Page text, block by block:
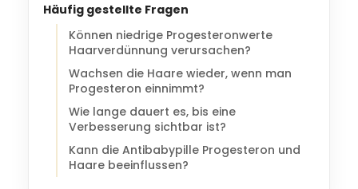
Häufig gestellte Fragen
Können niedrige Progesteronwerte
Haarverdünnung verursachen?
Wachsen die Haare wieder, wenn man
Progesteron einnimmt?
Wie lange dauert es, bis eine
Verbesserung sichtbar ist?
Kann die Antibabypille Progesteron und
Haare beeinflussen?